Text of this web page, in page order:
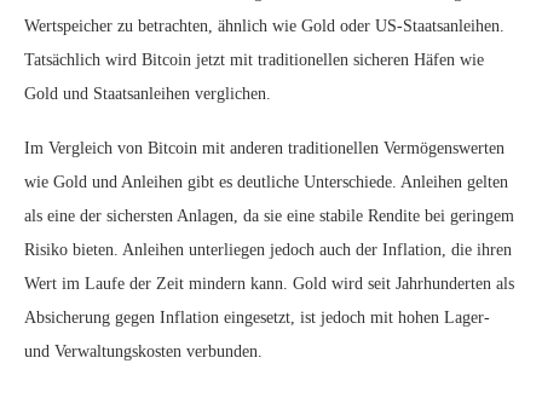
Wertspeicher zu betrachten, ähnlich wie Gold oder US-Staatsanleihen.
Tatsächlich wird Bitcoin jetzt mit traditionellen sicheren Häfen wie
Gold und Staatsanleihen verglichen.
Im Vergleich von Bitcoin mit anderen traditionellen Vermögenswerten
wie Gold und Anleihen gibt es deutliche Unterschiede. Anleihen gelten
als eine der sichersten Anlagen, da sie eine stabile Rendite bei geringem
Risiko bieten. Anleihen unterliegen jedoch auch der Inflation, die ihren
Wert im Laufe der Zeit mindern kann. Gold wird seit Jahrhunderten als
Absicherung gegen Inflation eingesetzt, ist jedoch mit hohen Lager-
und Verwaltungskosten verbunden.